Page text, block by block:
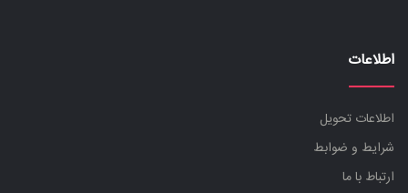
اطلاعات
اطلاعات تحویل
شرایط و ضوابط
ارتباط با ما